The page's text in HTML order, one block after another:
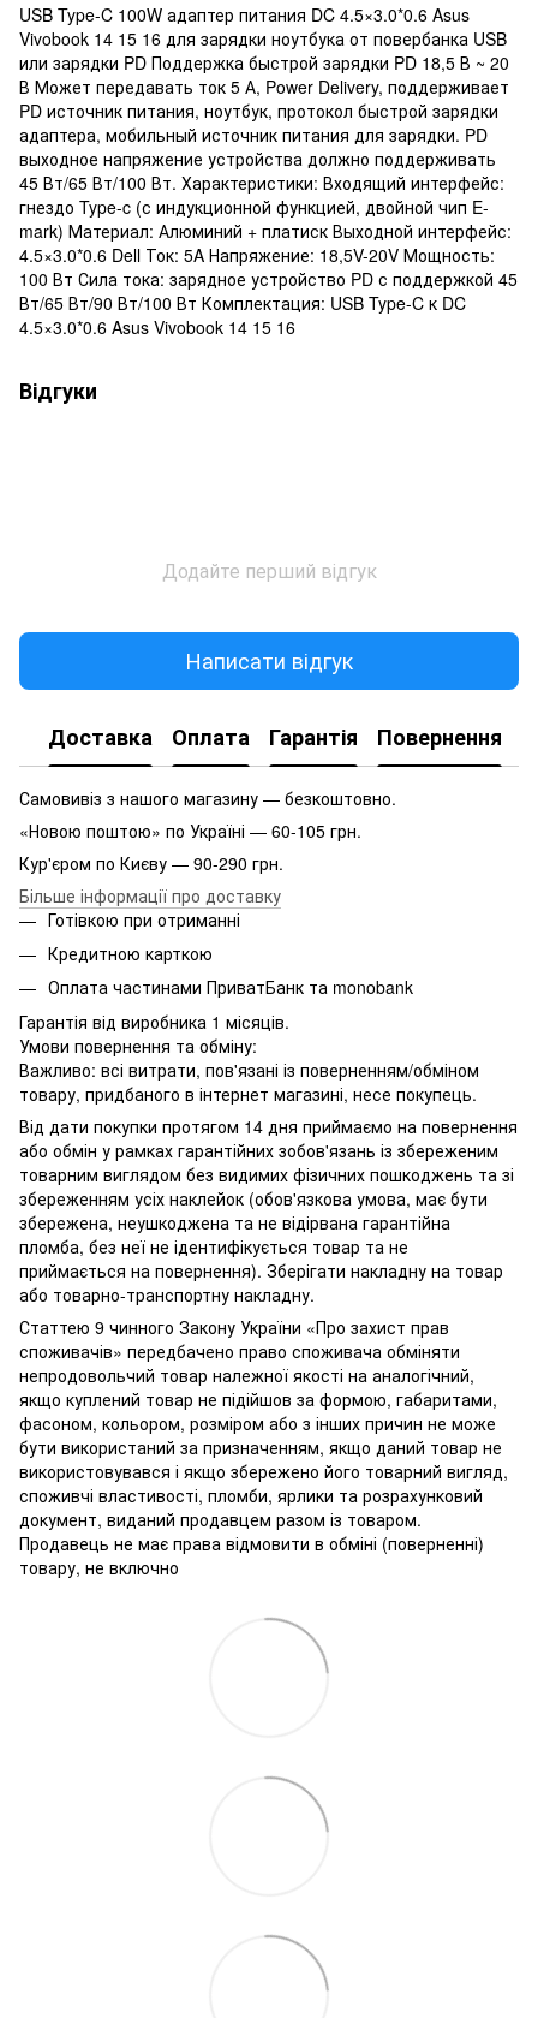
USB Type-C 100W адаптер питания DC 4.5×3.0*0.6 Asus
Vivobook 14 15 16 для зарядки ноутбука от повербанка USB
или зарядки PD Поддержка быстрой зарядки PD 18,5 В ~ 20
В Может передавать ток 5 А, Power Delivery, поддерживает
PD источник питания, ноутбук, протокол быстрой зарядки
адаптера, мобильный источник питания для зарядки. PD
выходное напряжение устройства должно поддерживать
45 Вт/65 Вт/100 Вт. Характеристики: Входящий интерфейс:
гнездо Type-c (с индукционной функцией, двойной чип E-
mark) Материал: Алюминий + платиск Выходной интерфейс:
4.5×3.0*0.6 Dell Ток: 5A Напряжение: 18,5V-20V Мощность:
100 Вт Сила тока: зарядное устройство PD с поддержкой 45
Вт/65 Вт/90 Вт/100 Вт Комплектация: USB Type-C к DC
4.5×3.0*0.6 Asus Vivobook 14 15 16
Відгуки
Додайте перший відгук
Написати відгук
Доставка Оплата Гарантія Повернення
Самовивіз з нашого магазину — безкоштовно.
«Новою поштою» по Україні — 60-105 грн.
Кур'єром по Києву — 90-290 грн.
Більше інформації про доставку
Готівкою при отриманні
Кредитною карткою
Оплата частинами ПриватБанк та monobank
Гарантія від виробника 1 місяців.
Умови повернення та обміну:
Важливо: всі витрати, пов'язані із поверненням/обміном
товару, придбаного в інтернет магазині, несе покупець.
Від дати покупки протягом 14 дня приймаємо на повернення
або обмін у рамках гарантійних зобов'язань із збереженим
товарним виглядом без видимих ​​фізичних пошкоджень та зі
збереженням усіх наклейок (обов'язкова умова, має бути
збережена, неушкоджена та не відірвана гарантійна
пломба, без неї не ідентифікується товар та не
приймається на повернення). Зберігати накладну на товар
або товарно-транспортну накладну.
Статтею 9 чинного Закону України «Про захист прав
споживачів» передбачено право споживача обміняти
непродовольчий товар належної якості на аналогічний,
якщо куплений товар не підійшов за формою, габаритами,
фасоном, кольором, розміром або з інших причин не може
бути використаний за призначенням, якщо даний товар не
використовувався і якщо збережено його товарний вигляд,
споживчі властивості, пломби, ярлики та розрахунковий
документ, виданий продавцем разом із товаром.
Продавець не має права відмовити в обміні (поверненні)
товару, не включно